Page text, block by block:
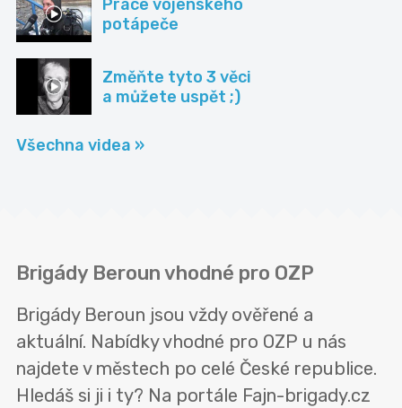
Práce vojenského
potápeče
Změňte tyto 3 věci
a můžete uspět ;)
Všechna videa »
Brigády Beroun vhodné pro OZP
Brigády Beroun jsou vždy ověřené a
aktuální. Nabídky vhodné pro OZP u nás
najdete v městech po celé České republice.
Hledáš si ji i ty? Na portále Fajn-brigady.cz